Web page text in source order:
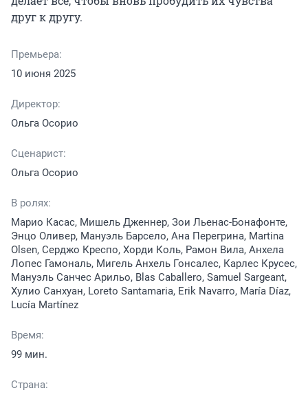
друг к другу.
Премьера:
10 июня 2025
Директор:
Ольга Осорио
Сценарист:
Ольга Осорио
В ролях:
Марио Касас, Мишель Дженнер, Зои Льенас-Бонафонте,
Энцо Оливер, Мануэль Барсело, Ана Перегрина, Martina
Olsen, Серджо Креспо, Хорди Коль, Рамон Вила, Анхела
Лопес Гамональ, Мигель Анхель Гонсалес, Карлес Крусес,
Мануэль Санчес Арильо, Blas Caballero, Samuel Sargeant,
Хулио Санхуан, Loreto Santamaria, Erik Navarro, María Díaz,
Lucía Martínez
Время:
99 мин.
Страна: